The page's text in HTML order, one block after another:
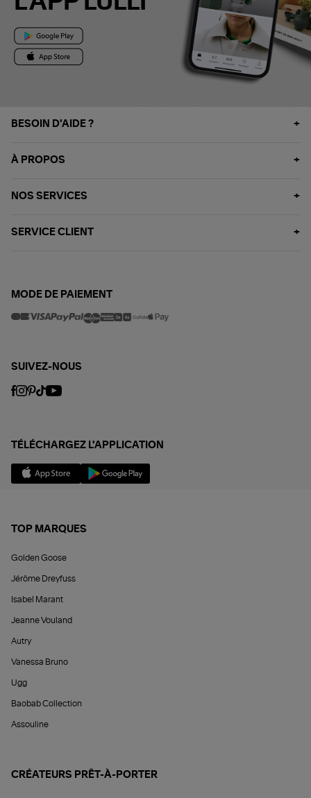
BESOIN D'AIDE ?
À PROPOS
NOS SERVICES
SERVICE CLIENT
MODE DE PAIEMENT
SUIVEZ-NOUS
TÉLÉCHARGEZ L'APPLICATION
TOP MARQUES
Golden Goose
Jérôme Dreyfuss
Isabel Marant
Jeanne Vouland
Autry
Vanessa Bruno
Ugg
Baobab Collection
Assouline
CRÉATEURS PRÊT-À-PORTER